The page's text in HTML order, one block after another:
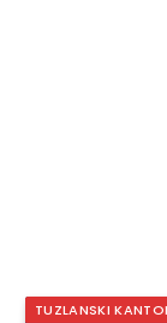
TUZLANSKI